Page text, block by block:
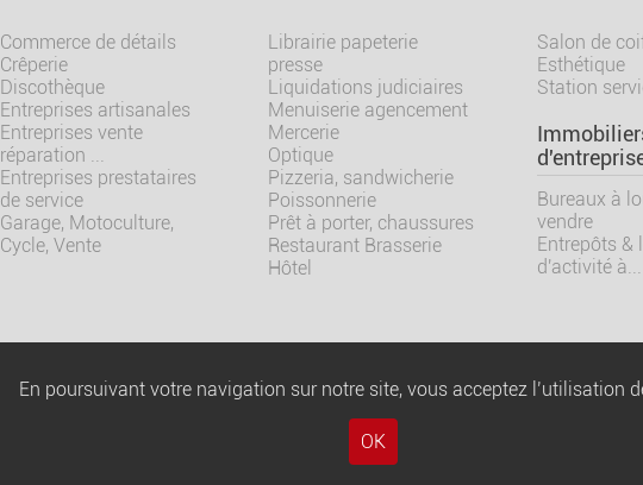
Commerce de détails
Crêperie
Discothèque
Entreprises artisanales
Entreprises vente
réparation ...
Entreprises prestataires
de service
Garage, Motoculture,
Cycle, Vente
Librairie papeterie
presse
Liquidations judiciaires
Menuiserie agencement
Mercerie
Optique
Pizzeria, sandwicherie
Poissonnerie
Prêt à porter, chaussures
Restaurant Brasserie
Hôtel
Salon de
Esthétique
Station
Bureaux à
vendre
Entrepôts &
d'activité à...
En poursuivant votre navigation sur notre site, vous acceptez l’utilisation
OK